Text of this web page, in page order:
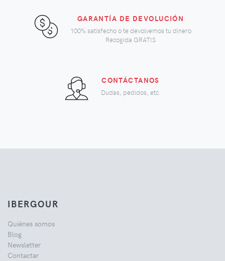
GARANTÍA DE DEVOLUCIÓN
100% satisfecho o te devolvemos tu dinero
Recogida GRATIS
CONTÁCTANOS
Dudas, pedidos, etc.
IBERGOUR
Quiénes somos
Blog
Newsletter
Contactar